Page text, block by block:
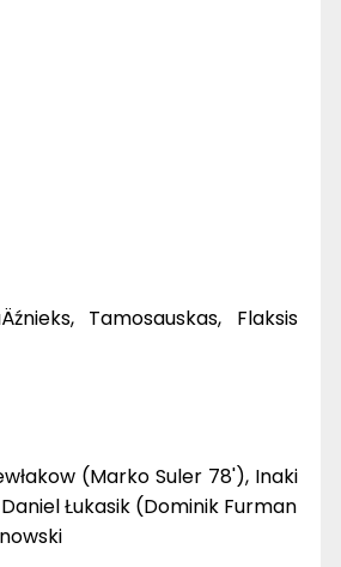
Tamosauskas, Flaksis
(Marko Suler 78'), Inaki
Łukasik (Dominik Furman